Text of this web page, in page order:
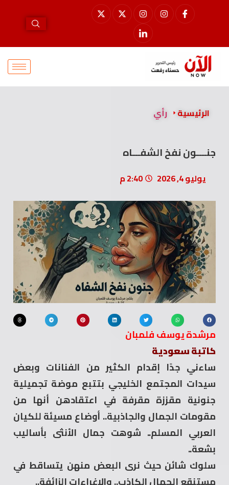
الرئيسية رأي
جنــــون نفخ الشفـــاه
يوليو 4, 2026 2:40 م
مرشدة يوسف فلمبان
كاتبة سعودية
ساءني جدََا إقدام الكثير من الفنانات وبعض
سيدات المجتمع الخليجي بتتبع موضة تجميلية
جنونية مقززة مقرفة في اعتقادهن أنها من
مقومات الجمال والجاذبية.. أوضاع مسيئة للكيان
العربي المسلم.. شوهت جمال الأنثى بأساليب
بشعة..
سلوك شائن حيث نرى البعض منهن يتساقط في
مستنقع الجمال الكاذب.. والإغراءات الزائفة..